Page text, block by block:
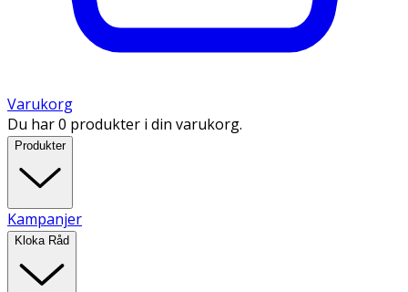
Varukorg
Du har 0 produkter i din varukorg.
Produkter
Kampanjer
Kloka Råd